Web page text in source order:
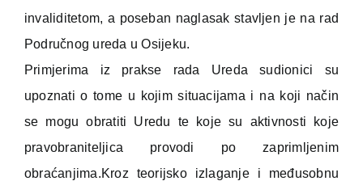
invaliditetom, a poseban naglasak stavljen je na rad
Područnog ureda u Osijeku.
Primjerima iz prakse rada Ureda sudionici su
upoznati o tome u kojim situacijama i na koji način
se mogu obratiti Uredu te koje su aktivnosti koje
pravobraniteljica provodi po zaprimljenim
obraćanjima.Kroz teorijsko izlaganje i međusobnu